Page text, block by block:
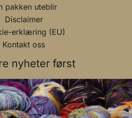
pakken uteblir
Disclaimer
erklæring (EU)
Kontakt oss
nyheter først